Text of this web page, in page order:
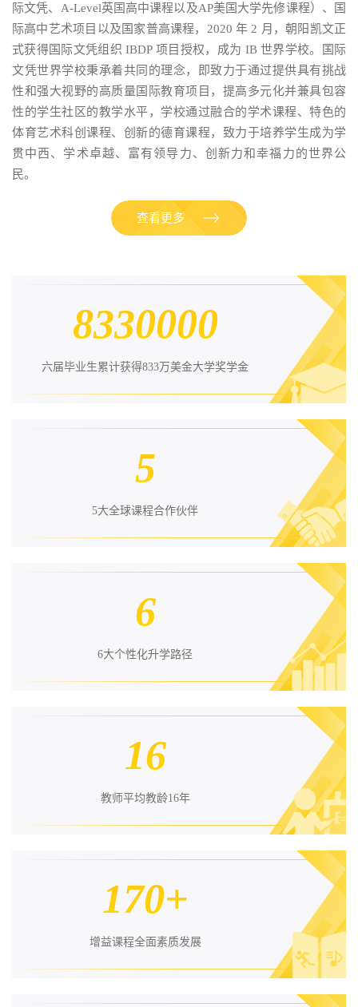
际文凭、A-Level英国高中课程以及AP美国大学先修课程）、国
际高中艺术项目以及国家普高课程，2020 年 2 月，朝阳凯文正
式获得国际文凭组织 IBDP 项目授权，成为 IB 世界学校。国际
文凭世界学校秉承着共同的理念，即致力于通过提供具有挑战
性和强大视野的高质量国际教育项目，提高多元化并兼具包容
性的学生社区的教学水平，学校通过融合的学术课程、特色的
体育艺术科创课程、创新的德育课程，致力于培养学生成为学
贯中西、学术卓越、富有领导力、创新力和幸福力的世界公
民。
查看更多
8330000
六届毕业生累计获得833万美金大学奖学金
5
5大全球课程合作伙伴
6
6大个性化升学路径
16
教师平均教龄16年
170+
增益课程全面素质发展